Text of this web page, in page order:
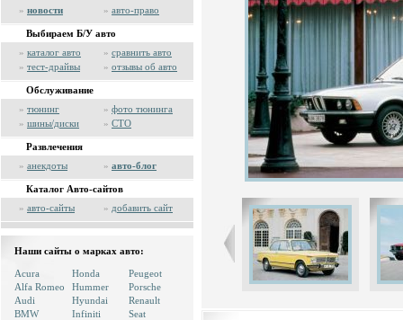
» новости » авто-право
Выбираем Б/У авто
» каталог авто » сравнить авто
» тест-драйвы » отзывы об авто
Обслуживание
» тюнинг » фото тюнинга
» шины/диски » СТО
Развлечения
» анекдоты » авто-блог
Каталог Авто-сайтов
» авто-сайты » добавить сайт
Наши сайты о марках авто:
Acura
Alfa Romeo
Audi
BMW
Honda
Hummer
Hyundai
Infiniti
Peugeot
Porsche
Renault
Seat